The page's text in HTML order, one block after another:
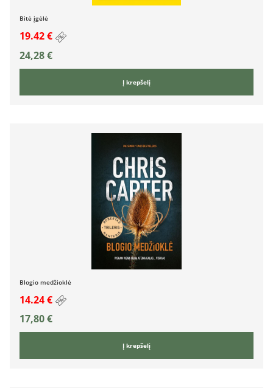
Bitė įgėlė
19.42 €
24,28€
Į krepšelį
Blogio medžioklė
14.24 €
17,80€
Į krepšelį